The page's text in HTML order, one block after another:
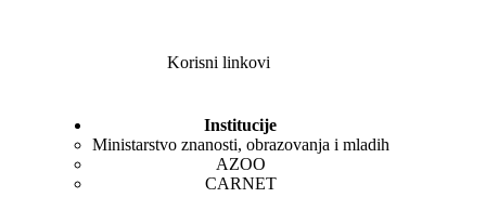
Korisni linkovi
Institucije
Ministarstvo znanosti, obrazovanja i mladih
AZOO
CARNET